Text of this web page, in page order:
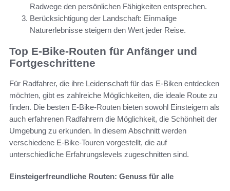
Radwege den persönlichen Fähigkeiten entsprechen.
Berücksichtigung der Landschaft: Einmalige
Naturerlebnisse steigern den Wert jeder Reise.
Top E-Bike-Routen für Anfänger und
Fortgeschrittene
Für Radfahrer, die ihre Leidenschaft für das E-Biken entdecken
möchten, gibt es zahlreiche Möglichkeiten, die ideale Route zu
finden. Die besten E-Bike-Routen bieten sowohl Einsteigern als
auch erfahrenen Radfahrern die Möglichkeit, die Schönheit der
Umgebung zu erkunden. In diesem Abschnitt werden
verschiedene E-Bike-Touren vorgestellt, die auf
unterschiedliche Erfahrungslevels zugeschnitten sind.
Einsteigerfreundliche Routen: Genuss für alle